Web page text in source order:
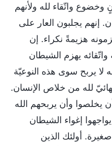
وخضوع واتّقاء لله ولأنهم
إنهم يجلبون العار على
هزيمةً نكراء. إن
واتّقائه يهزم الشيطان
لا يربح سوى هذه النوعيّة
لله من خلاص الإنسان.
يخلصوا وأن يربحهم الله
إغواء الشيطان
أولئك الذين